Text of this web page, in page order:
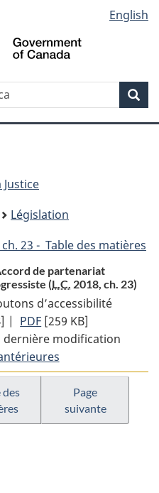
au
contenu
propos
de
la
HTML
simplifiée
English
Législation
ch. 23 - Table des matières
de partenariat
(L.C. 2018, ch. 23)
d’accessibilité
| PDF Texte
complet
:
Loi
mise
en
[259 KB]
dernière modification
des
Page
suivante